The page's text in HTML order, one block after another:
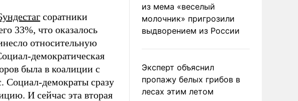
соратники
33%, что оказалось
относительную
демократическая
была в коалиции с
Социал-демократы сразу
И сейчас эта вторая
из мема «веселый
молочник» пригрозили
выдворением из России
Эксперт объяснил
пропажу белых грибов в
лесах этим летом